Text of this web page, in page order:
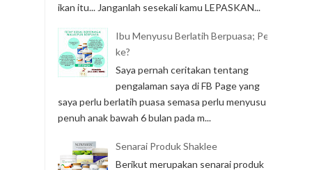
ikan itu... Janganlah sesekali kamu LEPASKAN...
Ibu Menyusu Berlatih Berpuasa; Perlu
ke?
Saya pernah ceritakan tentang
pengalaman saya di FB Page yang
saya perlu berlatih puasa semasa perlu menyusu
penuh anak bawah 6 bulan pada m...
Senarai Produk Shaklee
Berikut merupakan senarai produk